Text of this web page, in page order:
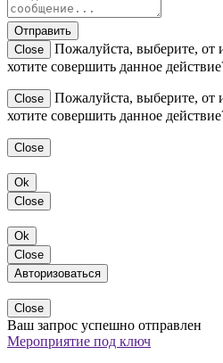
Отправить
Close
Пожалуйста, выберите,
хотите совершить данное
Close
Пожалуйста, выберите,
хотите совершить данное
Close
Ok
Close
Ok
Close
Авторизоваться
Close
Ваш запрос успешно отправлен
Мероприятие под ключ